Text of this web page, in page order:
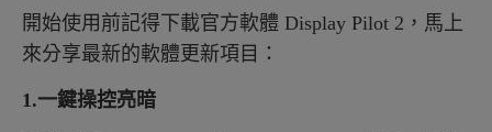
開始使用前記得下載官方軟體 Display Pilot 2，馬上
來分享最新的軟體更新項目：
1.一鍵操控亮暗